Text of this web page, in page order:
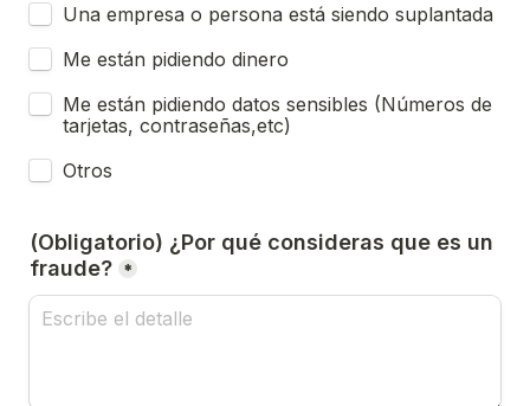
Una empresa o persona está siendo suplantada
Me están pidiendo dinero
Me están pidiendo datos sensibles (Números de
tarjetas, contraseñas,etc)
Otros
(Obligatorio) ¿Por qué consideras que es un
fraude? *